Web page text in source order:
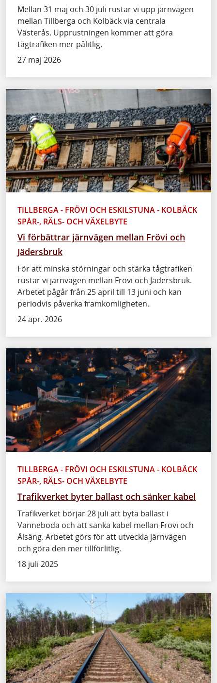
Mellan 31 maj och 30 juli rustar vi upp järnvägen
mellan Tillberga och Kolbäck via centrala
Västerås. Upprustningen kommer att göra
tågtrafiken mer pålitlig.
27 maj 2026
TILLBERGA - FRÖVI OCH ESKILSTUNA - KOLBÄCK
SPÅR-, RÄLS- OCH VÄXELBYTE
Vi förbättrar järnvägen mellan Frövi och
Jädersbruk
För att minska störningar och stärka tågtrafiken
rustar vi järnvägen mellan Frövi och Jädersbruk.
Arbetet pågår från 25 april till 13 juni och kan
periodvis påverka framkomligheten.
24 apr. 2026
TILLBERGA - FRÖVI OCH ESKILSTUNA - KOLBÄCK
SPÅR-, RÄLS- OCH VÄXELBYTE
Trafikverket byter ballast och sänker kabel
Trafikverket börjar 28 juli att byta ballast i
Vanneboda och att sänka kabel mellan Frövi och
Ålsäng. Arbetet görs för att utveckla järnvägen
och göra den mer tillförlitlig.
18 juli 2025